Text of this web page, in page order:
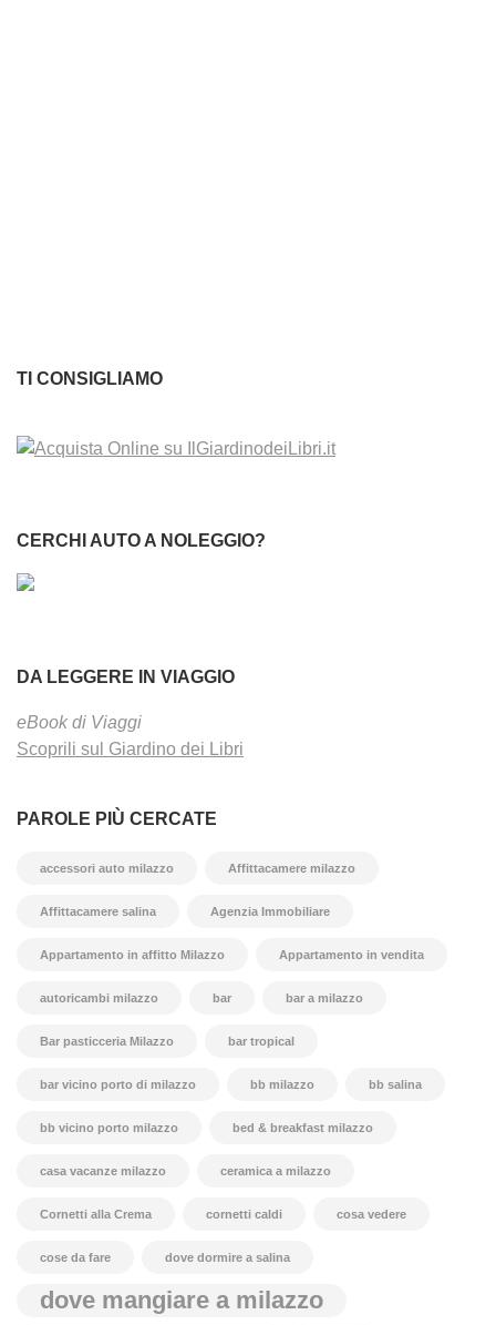
TI CONSIGLIAMO
CERCHI AUTO A NOLEGGIO?
DA LEGGERE IN VIAGGIO
eBook di Viaggi
Scoprili sul Giardino dei Libri
PAROLE PIÙ CERCATE
accessori auto milazzo Affittacamere milazzo
Affittacamere salina Agenzia Immobiliare
Appartamento in affitto Milazzo Appartamento in vendita
autoricambi milazzo bar bar a milazzo
Bar pasticceria Milazzo bar tropical
bar vicino porto di milazzo bb milazzo bb salina
bb vicino porto milazzo bed & breakfast milazzo
casa vacanze milazzo ceramica a milazzo
Cornetti alla Crema cornetti caldi cosa vedere
cose da fare dove dormire a salina
dove mangiare a milazzo